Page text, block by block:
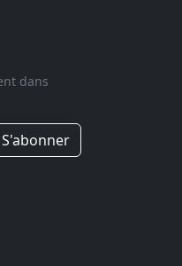
dans
S'abonner